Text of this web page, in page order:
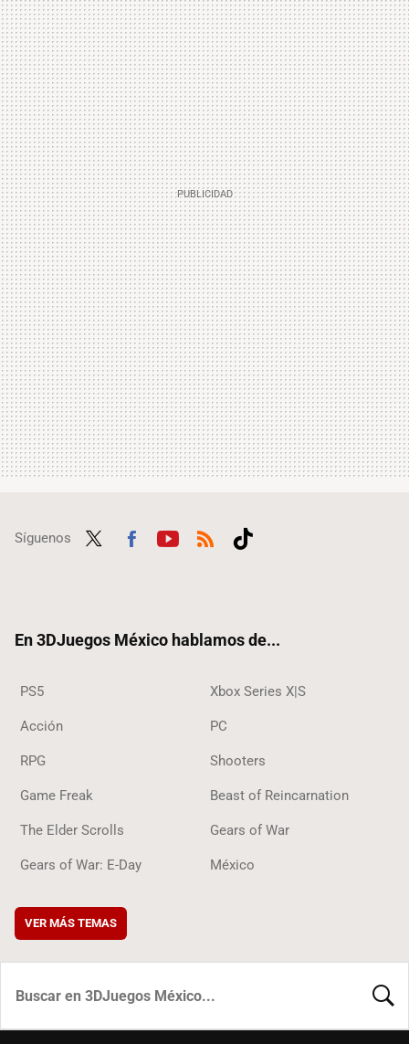
Síguenos
En 3DJuegos México hablamos de...
PS5 Xbox Series X|S
Acción PC
RPG Shooters
Game Freak Beast of Reincarnation
The Elder Scrolls Gears of War
Gears of War: E-Day México
VER MÁS TEMAS